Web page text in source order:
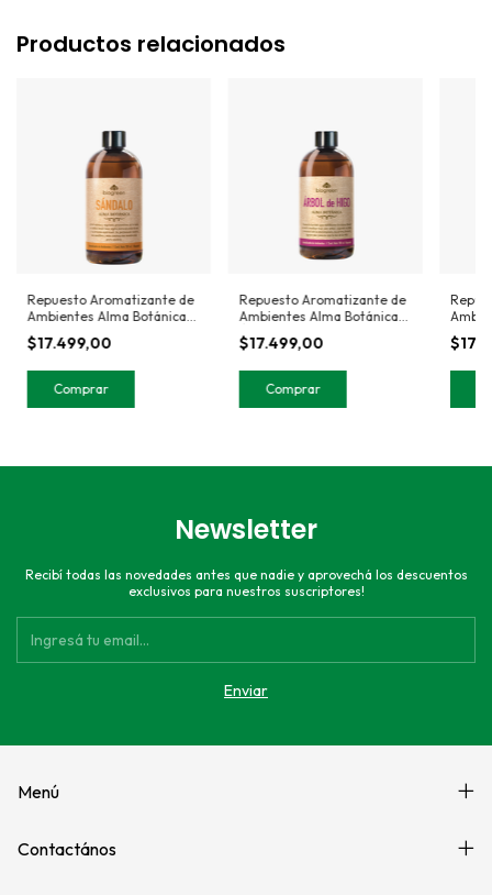
Productos relacionados
Repuesto Aromatizante de
Ambientes Alma Botánica
Sándalo 330 ml
$17.499,00
Repuesto Aromatizante de
Ambientes Alma Botánica
Árbol de higo 330 ml
$17.499,00
Haba
Newsletter
Recibí todas las novedades antes que nadie y aprovechá los descuentos
exclusivos para nuestros suscriptores!
Menú
Contactános